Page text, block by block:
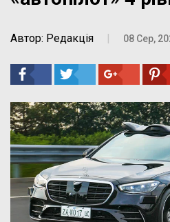
Автор: Редакція 08 Сер,